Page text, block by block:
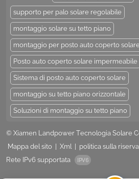
supporto per palo solare regolabile
montaggio solare su tetto piano
montaggio per posto auto coperto
Posto auto coperto solare impermeabile
Sistema di posto auto coperto solare
montaggio su tetto piano orizzontale
Soluzioni di montaggio su tetto piano
© Xiamen Landpower Tecnologia Solare
Mappa del sito
Xml politica sulla
Rete IPv6 supportata